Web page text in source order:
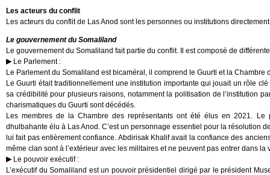
Les acteurs du conflit
Les acteurs du conflit de Las Anod sont les personnes ou institutions
Le gouvernement du Somaliland
Le gouvernement du Somaliland fait partie du conflit. Il est composé de
Le Parlement :
Le Parlement du Somaliland est bicaméral, il comprend le Guurti et la Chambre
Le Guurti était traditionnellement une institution importante qui jouait un rôle
sa crédibilité pour plusieurs raisons, notamment la politisation de l’institution
charismatiques du Guurti sont décédés.
Les membres de la Chambre des représentants ont été élus en 2021.
dhulbahante élu à Las Anod. C’est un personnage essentiel pour la résolution
lui fait pas entièrement confiance. Abdirisak Khalif avait la confiance des
même clan sont à l’extérieur avec les militaires et ne peuvent pas entrer dans la
Le pouvoir exécutif :
L’exécutif du Somaliland est un pouvoir présidentiel dirigé par le président